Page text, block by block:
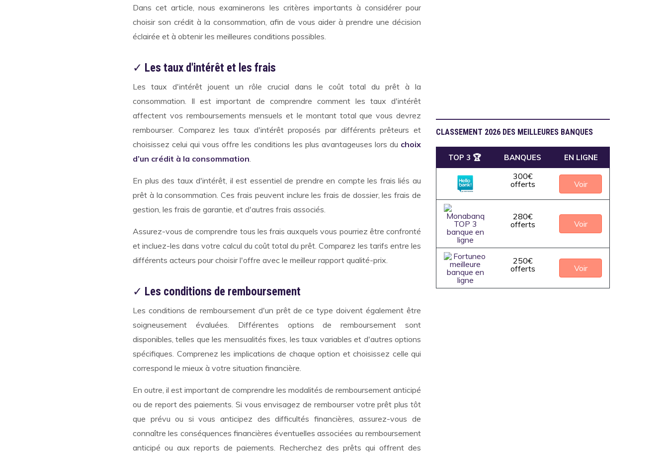
Dans cet article, nous examinerons les critères importants à considérer pour
choisir son crédit à la consommation, afin de vous aider à prendre une décision
éclairée et à obtenir les meilleures conditions possibles.
✓ Les taux d'intérêt et les frais
Les taux d'intérêt jouent un rôle crucial dans le coût total du prêt à la
consommation. Il est important de comprendre comment les taux d'intérêt
affectent vos remboursements mensuels et le montant total que vous devrez
rembourser. Comparez les taux d'intérêt proposés par différents prêteurs et
choisissez celui qui vous offre les conditions les plus avantageuses lors du choix
d’un crédit à la consommation
En plus des taux d'intérêt, il est essentiel de prendre en compte les frais liés au
prêt à la consommation. Ces frais peuvent inclure les frais de dossier, les frais de
gestion, les frais de garantie, et d'autres frais associés.
Assurez-vous de comprendre tous les frais auxquels vous pourriez être confronté
et incluez-les dans votre calcul du coût total du prêt. Comparez les tarifs entre les
différents acteurs pour choisir l'offre avec le meilleur rapport qualité-prix.
✓ Les conditions de remboursement
Les conditions de remboursement d'un prêt de ce type doivent également être
soigneusement évaluées. Différentes options de remboursement sont
disponibles, telles que les mensualités fixes, les taux variables et d'autres options
spécifiques. Comprenez les implications de chaque option et choisissez celle qui
correspond le mieux à votre situation financière.
En outre, il est important de comprendre les modalités de remboursement anticipé
ou de report des paiements. Si vous envisagez de rembourser votre prêt plus tôt
que prévu ou si vous anticipez des difficultés financières, assurez-vous de
connaître les conséquences financières éventuelles associées au remboursement
anticipé ou aux reports de paiements. Recherchez des prêts qui offrent des
CLASSEMENT 2026 DES MEILLEURES BANQUES
TOP 3 🏆 BANQUES EN LIGNE
300€
offerts
Voir
280€
offerts
Voir
250€
offerts
Voir